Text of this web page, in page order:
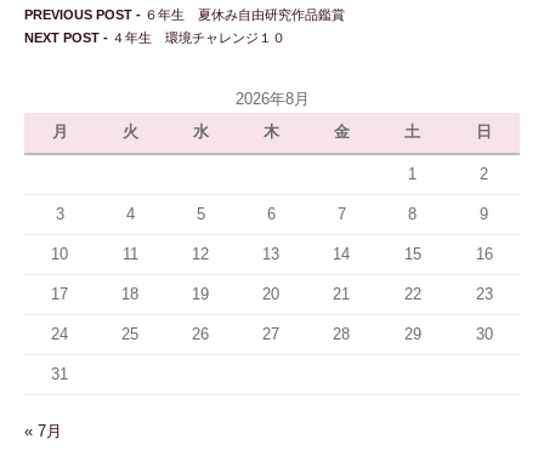
投稿ナビゲーション
PREVIOUS POST - Previous post:
６年生 夏休み自由研究作品鑑賞
NEXT POST - Next post:
４年生 環境チャレンジ１０
2026年8月
月
火 水 木 金 土 日
1 2
3 4 5 6 7 8 9
10 11 12 13 14 15 16
17 18 19 20 21 22 23
24 25 26 27 28 29 30
31
« 7月